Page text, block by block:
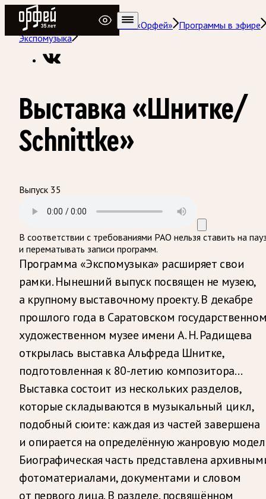
Радио Орфей
Радио классической музыки «Орфей» Программы в эфире
Экспомузыка
Выставка «Шнитке/
Schnittke»
Выпуск 35
В соответствии с требованиями РАО нельзя ставить на
и перематывать записи программ.
Программа «Экспомузыка» расширяет свои
рамки. Нынешний выпуск посвящен не музею,
а крупному выставочному проекту. В декабре
прошлого года в Саратовском
художественном музее имени А. Н. Радищева
открылась выставка Альфреда Шнитке,
подготовленная к 80-летию композитора…
Выставка состоит из нескольких разделов,
которые складываются в музыкальный цикл,
подобный сюите: каждая из частей завершена
и опирается на определённую жанровую
Биографическая часть представлена
фотоматериалами, документами и словом
от первого лица. В разделе, посвящённом